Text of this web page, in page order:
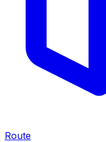
Route